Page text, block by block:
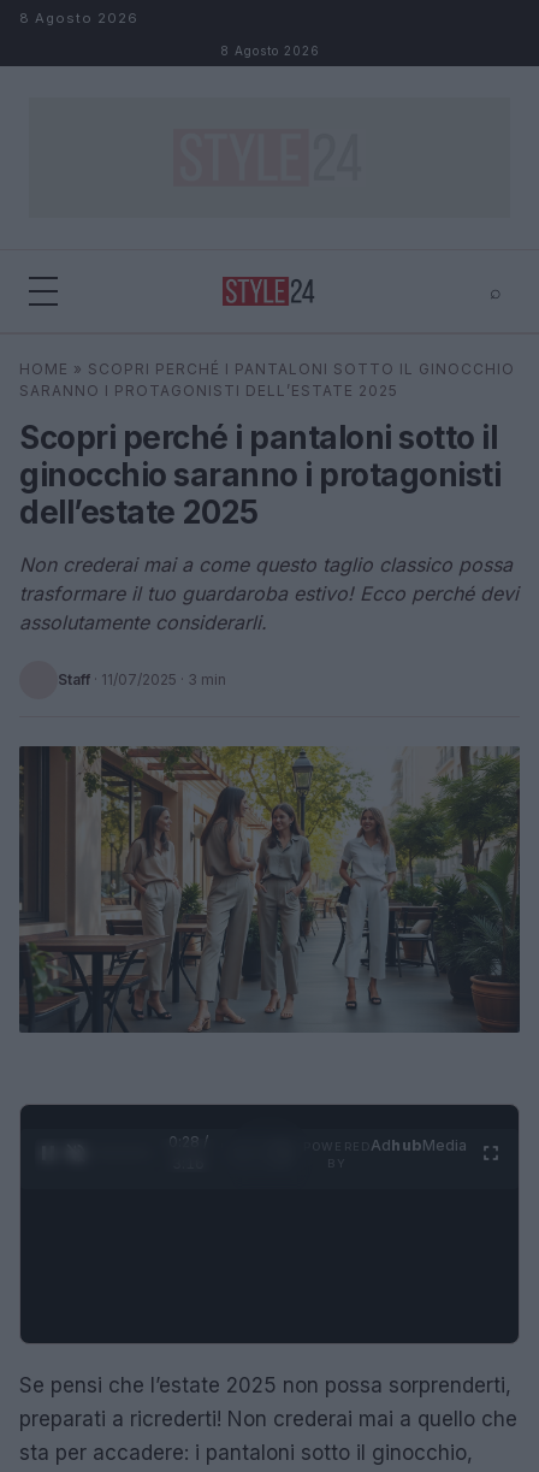
Salta al contenuto
8 Agosto 2026
8 Agosto 2026
⌕
Cerca ⌕ ×
HOME » SCOPRI PERCHÉ I PANTALONI SOTTO IL GINOCCHIO
SARANNO I PROTAGONISTI DELL’ESTATE 2025
Scopri perché i pantaloni sotto il
ginocchio saranno i protagonisti
dell’estate 2025
Non crederai mai a come questo taglio classico possa
trasformare il tuo guardaroba estivo! Ecco perché devi
assolutamente considerarli.
Staff · 11/07/2025 · 3 min
0:29 /
AdhubMedia
Se pensi che l’estate 2025 non possa sorprenderti,
preparati a ricrederti! Non crederai mai a quello che
sta per accadere: i pantaloni sotto il ginocchio,